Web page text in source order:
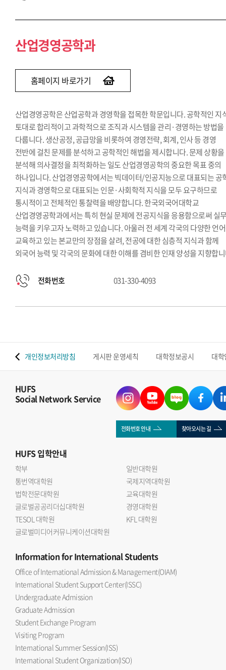
산업경영공학과
홈페이지 바로가기
산업경영공학은 산업공학과 경영학을 접목한 학문입니다. 공학적인 지
토대로 합리적이고 과학적으로 조직과 시스템을 관리·경영하는 방법을
다룹니다. 생산공정, 공급망을 비롯하여 경영전략, 회계, 인사 등 경영
전반에 걸친 문제를 분석하고 공학적인 해법을 제시합니다. 문제 상황을
분석해 의사결정을 최적화하는 일도 산업경영공학의 중요한 목표 중의
하나입니다. 산업경영공학에서는 빅데이터/인공지능으로 대표되는 공
지식과 경영학으로 대표되는 인문·사회학적 지식을 모두 요구하므로
통시적이고 전체적인 통찰력을 배양합니다. 한국외국어대학교
산업경영공학과에서는 특히 현실 문제에 전공지식을 응용함으로써 실
능력을 키우고자 노력하고 있습니다. 아울러 전 세계 각국의 다양한 언
교육하고 있는 본교만의 장점을 살려, 전공에 대한 심층적 지식과 함께
외국어 능력 및 각국의 문화에 대한 이해를 겸비한 인재 양성을 지향합
전화번호 031-330-4093
개인정보처리방침 게시판 운영세칙 대학정보공시 대
HUFS
Social Network Service
전화번호 안내 찾아오시는 길
HUFS입학안내
학부
일반대학원
통번역대학원
국제지역대학원
법학전문대학원
교육대학원
글로벌공공리더십대학원
경영대학원
TESOL 대학원
KFL 대학원
글로벌미디어커뮤니케이션대학원
Informationfor International Students
Office of International Admission & Management(OIAM)
International Student Support Center(ISSC)
Undergraduate Admission
Graduate Admission
Student Exchange Program
Visiting Program
International Summer Session(ISS)
International Student Organization(ISO)